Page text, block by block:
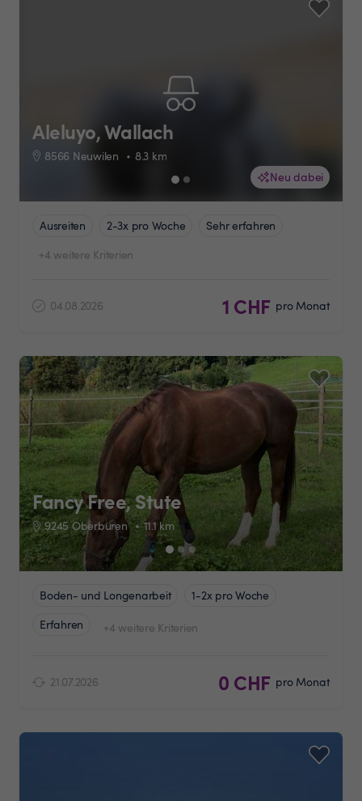
Neu dabei
Aleluyo, Wallach
8566 Neuwilen 8.3 km
Ausreiten 2-3x pro Woche
Sehr erfahren
+4 weitere Kriterien
04.08.2026 1 CHF pro Monat
Fancy Free, Stute
9245 Oberbüren 11.1 km
Boden- und Longenarbeit
1-2x pro Woche
Erfahren
+4 weitere Kriterien
21.07.2026 0 CHF pro Monat